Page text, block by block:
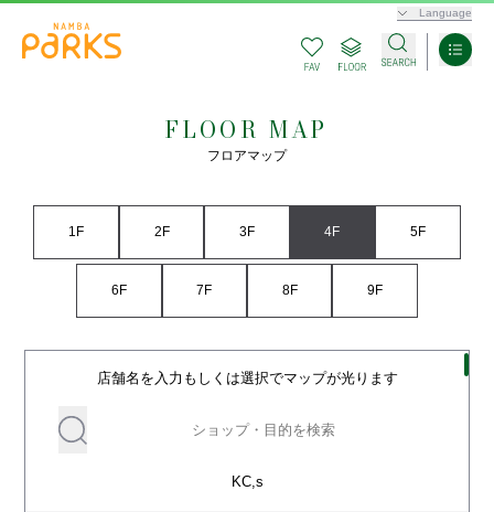
Language
FLOOR MAP
フロアマップ
1F 2F 3F 4F 5F
6F 7F 8F 9F
店舗名を入力もしくは選択でマップが光ります
KC,s